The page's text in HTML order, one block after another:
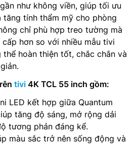
như không viền, giúp tối ưu
tăng tính thẩm mỹ cho phòng
chỉ phù hợp treo tường mà
hơn so với nhiều mẫu tivi
thể hoàn thiện tốt, chắc chắn và
tivi 4K TCL 55 inch gồm:
LED kết hợp giữa Quantum
tăng độ sáng, mở rộng dải
tương phản đáng kể.
màu sắc trở nên sống động và